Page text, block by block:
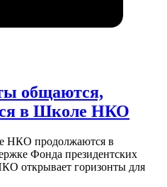
общаются,
в Школе НКО
НКО продолжаются в
Фонда президентских
открывает горизонты для